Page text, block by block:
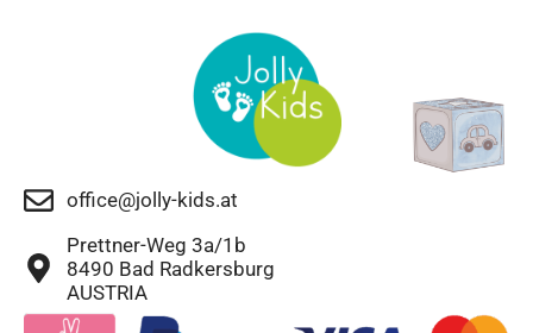
office@jolly-kids.at
Prettner-Weg 3a/1b
8490 Bad Radkersburg
AUSTRIA